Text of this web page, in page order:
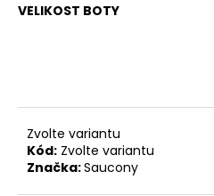
VELIKOST BOTY
Zvolte variantu
Kód: Zvolte variantu
Značka:Saucony
-
ORANŽOVÁ
490